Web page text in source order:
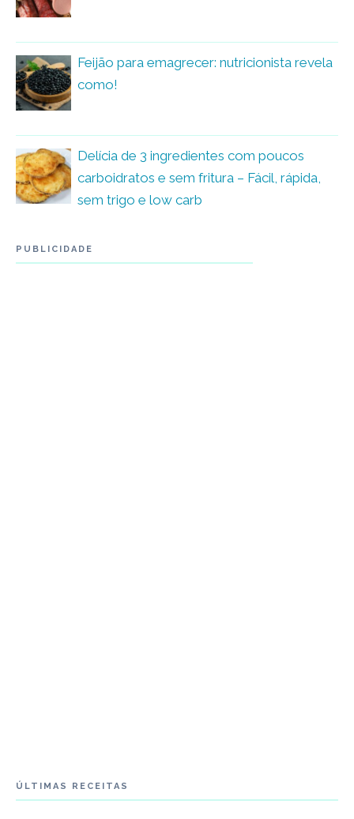
Feijão para emagrecer: nutricionista revela
como!
Delícia de 3 ingredientes com poucos
carboidratos e sem fritura – Fácil, rápida,
sem trigo e low carb
PUBLICIDADE
ÚLTIMAS RECEITAS